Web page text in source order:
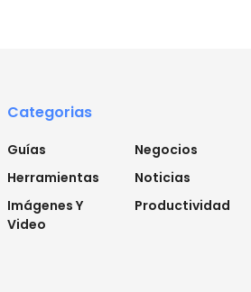
Categorias
Guías
Herramientas
Imágenes Y
Video
Negocios
Noticias
Productividad